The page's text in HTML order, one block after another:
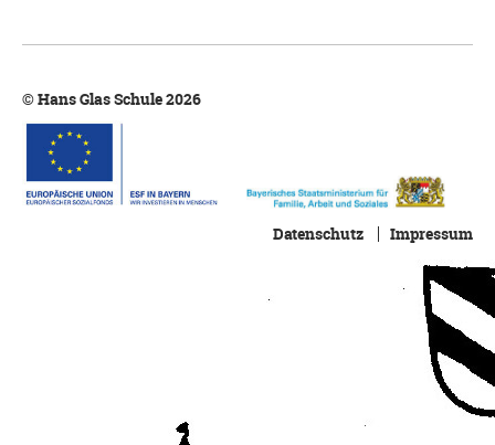
© Hans Glas Schule 2026
Datenschutz Impressum